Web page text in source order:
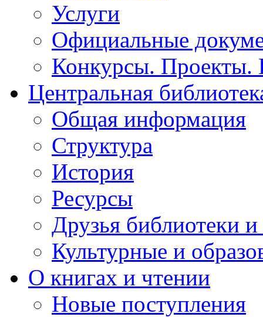
Услуги
Официальные
Конкурсы.
Центральная
Общая информация
Структура
История
Ресурсы
Друзья библиотеки
Культурные и
О книгах и чтении
Новые поступления